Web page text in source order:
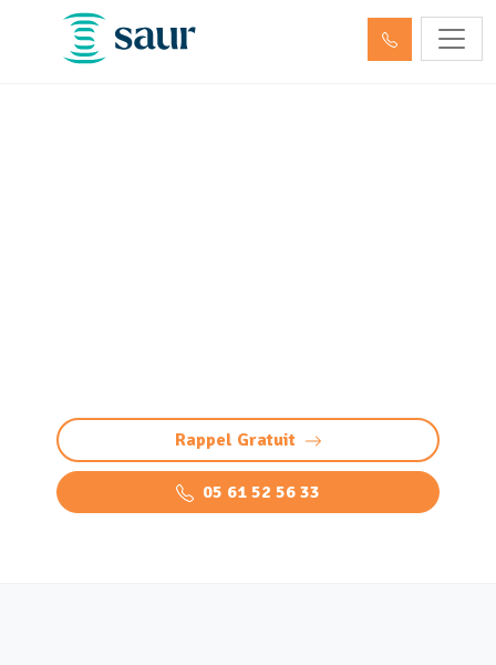
Rappel Gratuit
05 61 52 56 33